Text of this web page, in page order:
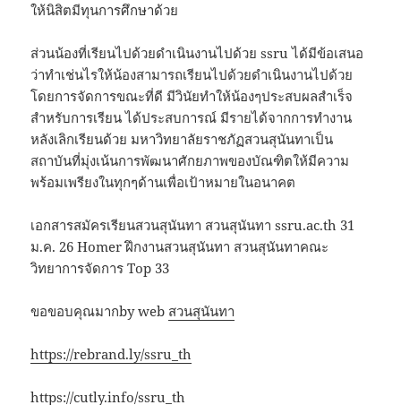
ให้นิสิตมีทุนการศึกษาด้วย
ส่วนน้องที่เรียนไปด้วยดำเนินงานไปด้วย ssru ได้มีข้อเสนอ
ว่าทำเช่นไรให้น้องสามารถเรียนไปด้วยดำเนินงานไปด้วย
โดยการจัดการขณะที่ดี มีวินัยทำให้น้องๆประสบผลสำเร็จ
สำหรับการเรียน ได้ประสบการณ์ มีรายได้จากการทำงาน
หลังเลิกเรียนด้วย มหาวิทยาลัยราชภัฏสวนสุนันทาเป็น
สถาบันที่มุ่งเน้นการพัฒนาศักยภาพของบัณฑิตให้มีความ
พร้อมเพรียงในทุกๆด้านเพื่อเป้าหมายในอนาคต
เอกสารสมัครเรียนสวนสุนันทา สวนสุนันทา ssru.ac.th 31
ม.ค. 26 Homer ฝึกงานสวนสุนันทา สวนสุนันทาคณะ
วิทยาการจัดการ Top 33
ขอขอบคุณมากby web สวนสุนันทา
https://rebrand.ly/ssru_th
https://cutly.info/ssru_th